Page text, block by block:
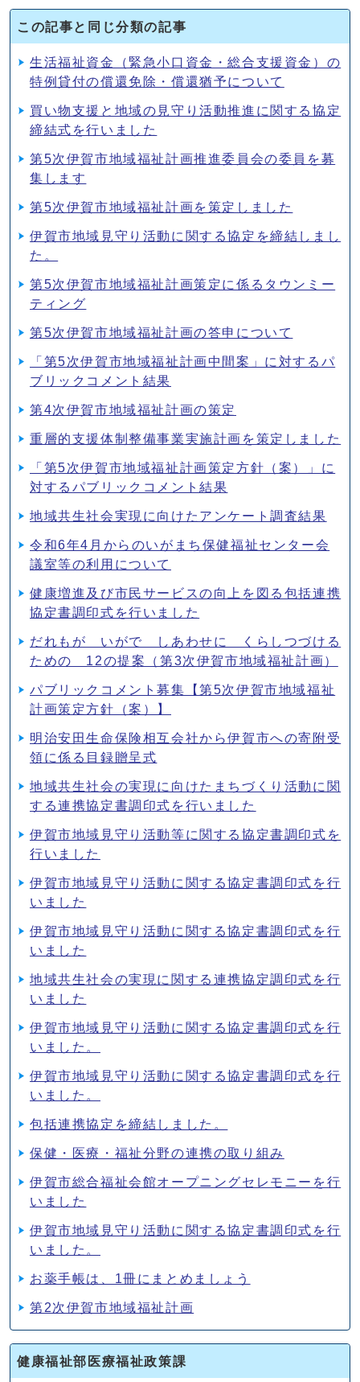
この記事と同じ分類の記事
生活福祉資金（緊急小口資金・総合支援資金）の
特例貸付の償還免除・償還猶予について
買い物支援と地域の見守り活動推進に関する協定
締結式を行いました
第5次伊賀市地域福祉計画推進委員会の委員を募
集します
第5次伊賀市地域福祉計画を策定しました
伊賀市地域見守り活動に関する協定を締結しまし
た。
第5次伊賀市地域福祉計画策定に係るタウンミー
ティング
第5次伊賀市地域福祉計画の答申について
「第5次伊賀市地域福祉計画中間案」に対するパ
ブリックコメント結果
第4次伊賀市地域福祉計画の策定
重層的支援体制整備事業実施計画を策定しました
「第5次伊賀市地域福祉計画策定方針（案）」に
対するパブリックコメント結果
地域共生社会実現に向けたアンケート調査結果
令和6年4月からのいがまち保健福祉センター会
議室等の利用について
健康増進及び市民サービスの向上を図る包括連携
協定書調印式を行いました
だれもが いがで しあわせに くらしつづける
ための 12の提案（第3次伊賀市地域福祉計画）
パブリックコメント募集【第5次伊賀市地域福祉
計画策定方針（案）】
明治安田生命保険相互会社から伊賀市への寄附受
領に係る目録贈呈式
地域共生社会の実現に向けたまちづくり活動に関
する連携協定書調印式を行いました
伊賀市地域見守り活動等に関する協定書調印式を
行いました
伊賀市地域見守り活動に関する協定書調印式を行
いました
伊賀市地域見守り活動に関する協定書調印式を行
いました
地域共生社会の実現に関する連携協定調印式を行
いました
伊賀市地域⾒守り活動に関する協定書調印式を⾏
いました。
伊賀市地域⾒守り活動に関する協定書調印式を⾏
いました。
包括連携協定を締結しました。
保健・医療・福祉分野の連携の取り組み
伊賀市総合福祉会館オープニングセレモニーを行
いました
伊賀市地域見守り活動に関する協定書調印式を行
いました。
お薬手帳は、1冊にまとめましょう
第2次伊賀市地域福祉計画
健康福祉部医療福祉政策課